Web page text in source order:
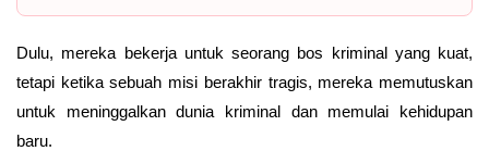
Dulu, mereka bekerja untuk seorang bos kriminal yang kuat,
tetapi ketika sebuah misi berakhir tragis, mereka memutuskan
untuk meninggalkan dunia kriminal dan memulai kehidupan
baru.